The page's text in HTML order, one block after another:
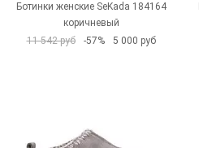
Ботинки женские SeKada 184164
коричневый
11 542 руб
-57% 5 000 руб